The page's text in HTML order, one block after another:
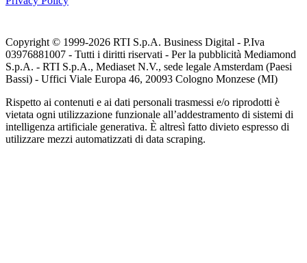
Copyright © 1999-2026 RTI S.p.A. Business Digital - P.Iva
03976881007 - Tutti i diritti riservati - Per la pubblicità Mediamond
S.p.A. - RTI S.p.A., Mediaset N.V., sede legale Amsterdam (Paesi
Bassi) - Uffici Viale Europa 46, 20093 Cologno Monzese (MI)
Rispetto ai contenuti e ai dati personali trasmessi e/o riprodotti è
vietata ogni utilizzazione funzionale all’addestramento di sistemi di
intelligenza artificiale generativa. È altresì fatto divieto espresso di
utilizzare mezzi automatizzati di data scraping.